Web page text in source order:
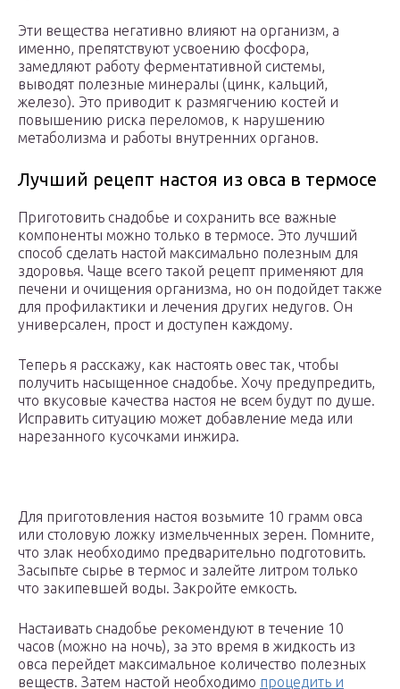
Эти вещества негативно влияют на организм, а
именно, препятствуют усвоению фосфора,
замедляют работу ферментативной системы,
выводят полезные минералы (цинк, кальций,
железо). Это приводит к размягчению костей и
повышению риска переломов, к нарушению
метаболизма и работы внутренних органов.
Лучший рецепт настоя из овса в термосе
Приготовить снадобье и сохранить все важные
компоненты можно только в термосе. Это лучший
способ сделать настой максимально полезным для
здоровья. Чаще всего такой рецепт применяют для
печени и очищения организма, но он подойдет также
для профилактики и лечения других недугов. Он
универсален, прост и доступен каждому.
Теперь я расскажу, как настоять овес так, чтобы
получить насыщенное снадобье. Хочу предупредить,
что вкусовые качества настоя не всем будут по душе.
Исправить ситуацию может добавление меда или
нарезанного кусочками инжира.
Для приготовления настоя возьмите 10 грамм овса
или столовую ложку измельченных зерен. Помните,
что злак необходимо предварительно подготовить.
Засыпьте сырье в термос и залейте литром только
что закипевшей воды. Закройте емкость.
Настаивать снадобье рекомендуют в течение 10
часов (можно на ночь), за это время в жидкость из
овса перейдет максимальное количество полезных
веществ. Затем настой необходимо процедить и